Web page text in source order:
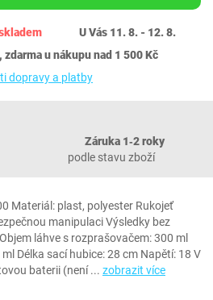
U Vás 11. 8. - 12. 8.
zdarma u nákupu nad 1 500 Kč
dopravy a platby
Záruka 1‐2 roky
podle stavu zboží
Materiál: plast, polyester Rukojeť
manipulaci Výsledky bez
láhve s rozprašovačem: 300 ml
Délka sací hubice: 28 cm Napětí: 18 V
baterii (není... zobrazit více